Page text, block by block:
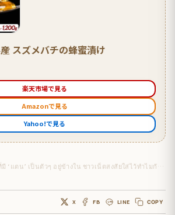
スズメバチの蜂蜜漬け
楽天市場で見る
Amazonで見る
Yahoo!で見る
บริษัทน้ำผึ้งญี่ปุ่นผลิตน้ำผึ้งที่มี ‘แตน’ เป็นตัวๆ อยู่ข้างใน ชาวเน็ตสงสัยใส่ไว้ทำไมกัน!?
X FB LINE COPY